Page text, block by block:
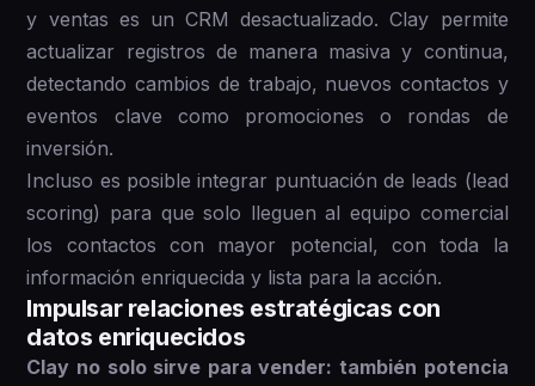
y ventas es un CRM desactualizado. Clay permite
actualizar registros de manera masiva y continua,
detectando cambios de trabajo, nuevos contactos y
eventos clave como promociones o rondas de
inversión.
Incluso es posible integrar puntuación de leads (lead
scoring) para que solo lleguen al equipo comercial
los contactos con mayor potencial, con toda la
información enriquecida y lista para la acción.
Impulsar relaciones estratégicas con
datos enriquecidos
Clay no solo sirve para vender: también potencia